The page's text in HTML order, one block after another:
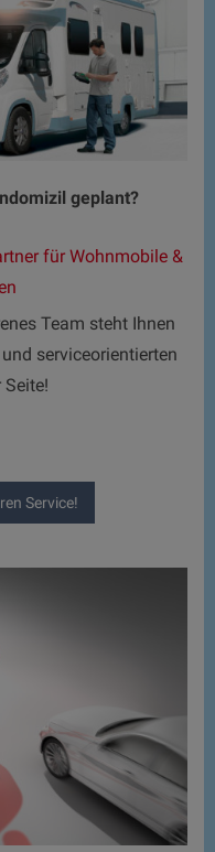
geplant?
für Wohnmobile &
Team steht Ihnen
serviceorientierten
Seite!
Service!